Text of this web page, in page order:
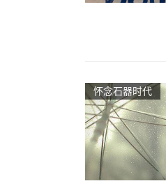
怀念石器时代